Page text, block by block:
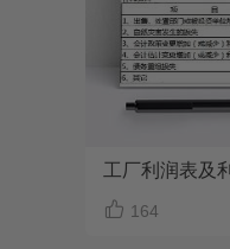
工厂利润表及
 164